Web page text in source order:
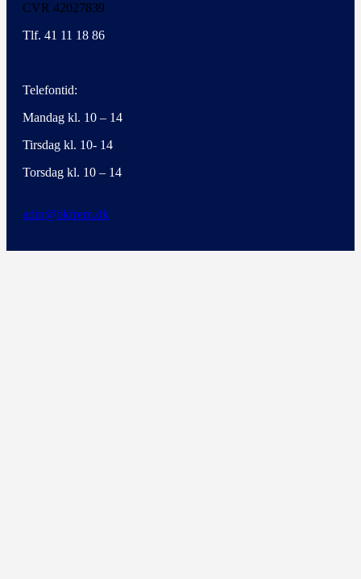
CVR 42027839
Tlf. 41 11 18 86
Telefontid:
Mandag kl. 10 – 14
Tirsdag kl. 10- 14
Torsdag kl. 10 – 14
adm@bkfrem.dk